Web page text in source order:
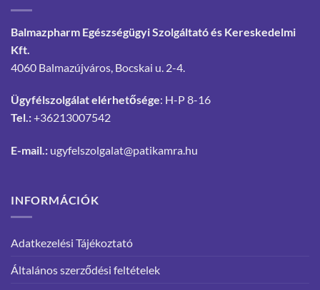
Balmazpharm Egészségügyi Szolgáltató és Kereskedelmi
Kft.
4060 Balmazújváros, Bocskai u. 2-4.
Ügyfélszolgálat elérhetősége: H-P 8-16
Tel.:+36213007542
E-mail.: ugyfelszolgalat@patikamra.hu
INFORMÁCIÓK
Adatkezelési Tájékoztató
Általános szerződési feltételek